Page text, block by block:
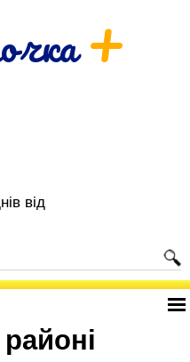
+
від